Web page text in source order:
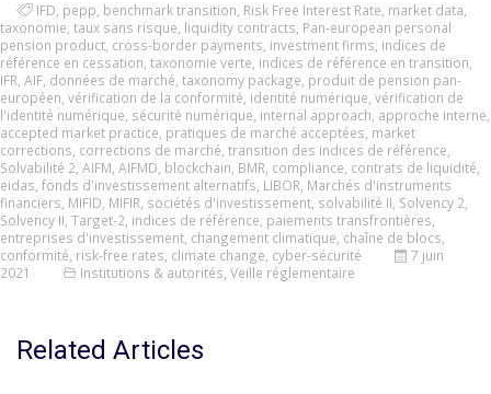
IFD pepp benchmark transition Risk Free Interest Rate market data
taxonomie taux sans risque liquidity contracts Pan-european personal
pension product cross-border payments investment firms indices de
référence en cessation taxonomie verte indices de référence en transition
IFR AIF données de marché taxonomy package produit de pension pan-
européen vérification de la conformité identité numérique vérification de
l'identité numérique sécurité numérique internal approach approche interne
accepted market practice pratiques de marché acceptées market
corrections corrections de marché transition des indices de référence
Solvabilité 2 AIFM AIFMD blockchain BMR compliance contrats de liquidité
eidas fonds d'investissement alternatifs LIBOR Marchés d'instruments
financiers MIFID MIFIR sociétés d'investissement solvabilité II Solvency 2
Solvency II Target-2 indices de référence paiements transfrontières
entreprises d'investissement changement climatique chaîne de blocs
conformité risk-free rates climate change cyber-sécurité
7 juin
2021
Institutions & autorités Veille réglementaire
Related Articles